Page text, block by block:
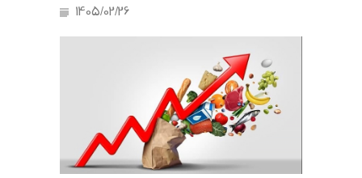
1405/02/26